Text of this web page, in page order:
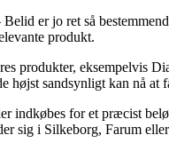
er jo ret så
produkt.
produkter, eksempelvis
sandsynligt kan nå
indkøbes for et præcist
sig i Silkeborg, Farum